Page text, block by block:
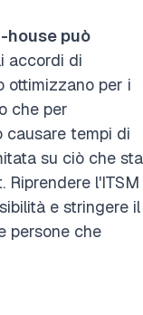
house può
accordi di
ottimizzano per i
che per
causare tempi di
su ciò che sta
l'ITSM
e stringere il
persone che